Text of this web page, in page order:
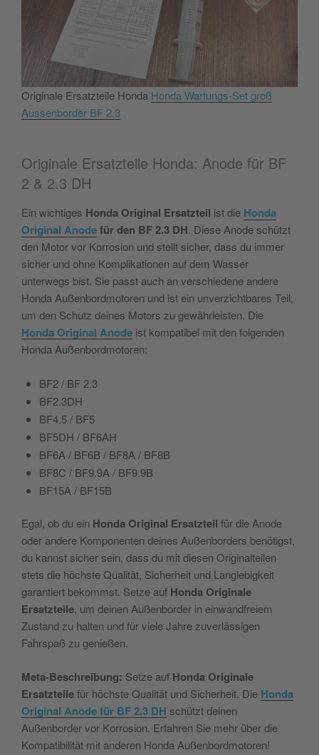
Originale Ersatzteile Honda Honda Wartungs-Set groß
Aussenborder BF 2.3
Originale Ersatzteile Honda: Anode für BF
2 & 2.3 DH
Ein wichtiges Honda Original Ersatzteil ist die Honda
Original Anodefür den BF 2.3 DH. Diese Anode schützt
den Motor vor Korrosion und stellt sicher, dass du immer
sicher und ohne Komplikationen auf dem Wasser
unterwegs bist. Sie passt auch an verschiedene andere
Honda Außenbordmotoren und ist ein unverzichtbares Teil,
um den Schutz deines Motors zu gewährleisten. Die
Honda Original Anode ist kompatibel mit den folgenden
Honda Außenbordmotoren:
BF2 / BF 2.3
BF2.3DH
BF4.5 / BF5
BF5DH / BF6AH
BF6A / BF6B / BF8A / BF8B
BF8C / BF9.9A / BF9.9B
BF15A / BF15B
Egal, ob du ein Honda Original Ersatzteil für die Anode
oder andere Komponenten deines Außenborders benötigst,
du kannst sicher sein, dass du mit diesen Originalteilen
stets die höchste Qualität, Sicherheit und Langlebigkeit
garantiert bekommst. Setze auf Honda Originale
Ersatzteile, um deinen Außenborder in einwandfreiem
Zustand zu halten und für viele Jahre zuverlässigen
Fahrspaß zu genießen.
Meta-Beschreibung: Setze auf Honda Originale
Ersatzteilefür höchste Qualität und Sicherheit. Die Honda
Original Anode für BF 2.3 DH schützt deinen
Außenborder vor Korrosion. Erfahren Sie mehr über die
Kompatibilität mit anderen Honda Außenbordmotoren!